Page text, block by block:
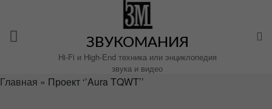
содержимому
ЗВУКОМАНИЯ
Hi-Fi и High-End техника или энциклопедия
звука и видео
Главная » Проект ‘’Aura TQWT’’